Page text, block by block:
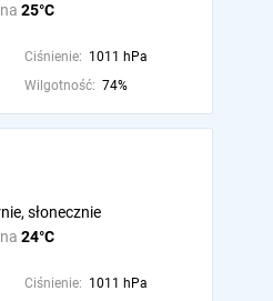
25°C
Ciśnienie: 1011 hPa
Wilgotność: 74%
24°C
słonecznie
Ciśnienie: 1011 hPa